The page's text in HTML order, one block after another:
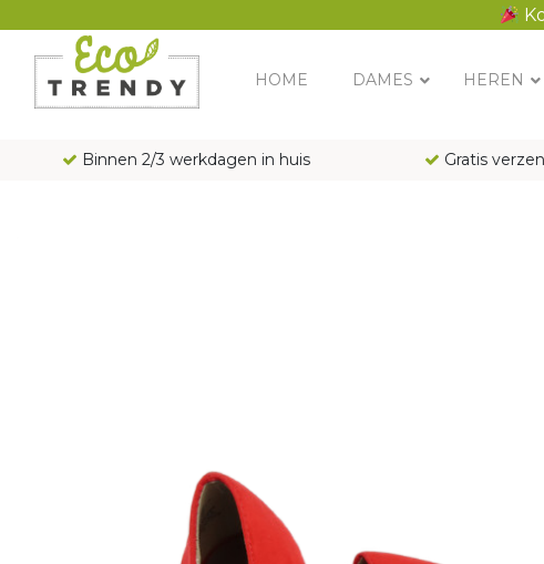
Main Navigation
HOME DAMES HEREN
Binnen 2/3 werkdagen in huis Gratis